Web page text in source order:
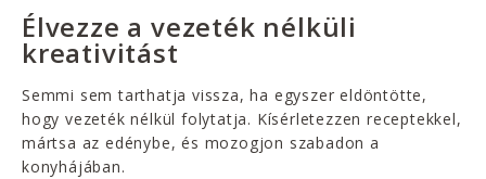
Élvezze a vezeték nélküli
kreativitást
Semmi sem tarthatja vissza, ha egyszer eldöntötte,
hogy vezeték nélkül folytatja. Kísérletezzen receptekkel,
mártsa az edénybe, és mozogjon szabadon a
konyhájában.